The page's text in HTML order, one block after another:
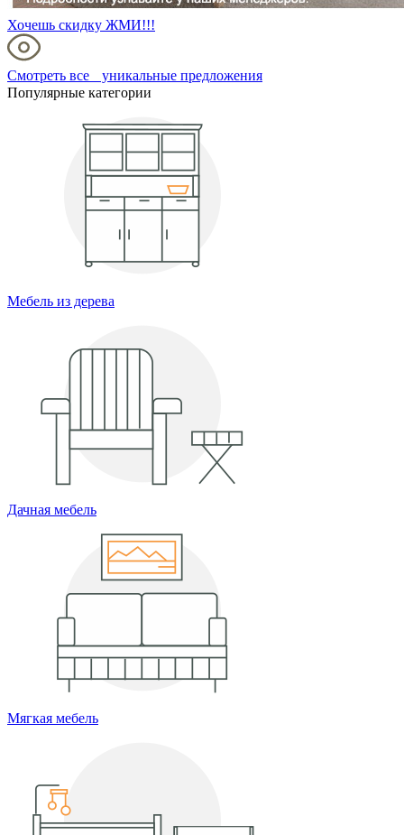
Хочешь скидку ЖМИ!!!
Смотреть все уникальные предложения
Популярные категории
Мебель из дерева
Дачная мебель
Мягкая мебель